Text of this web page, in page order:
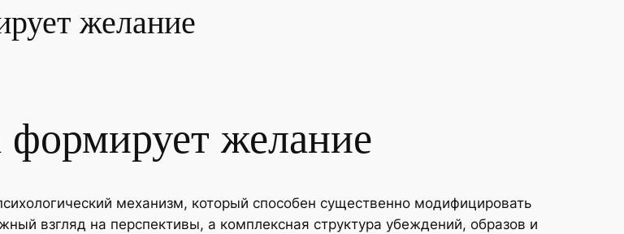
желание
желание
механизм, который способен существенно модифицировать
взгляд на перспективы, а комплексная структура убеждений, образов и